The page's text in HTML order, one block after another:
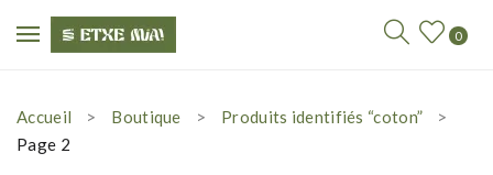
0
Accueil Boutique
Produits identifiés “coton”
Page 2